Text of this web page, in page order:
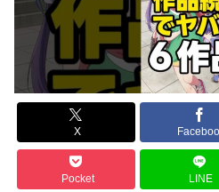
X
Pocket LINE